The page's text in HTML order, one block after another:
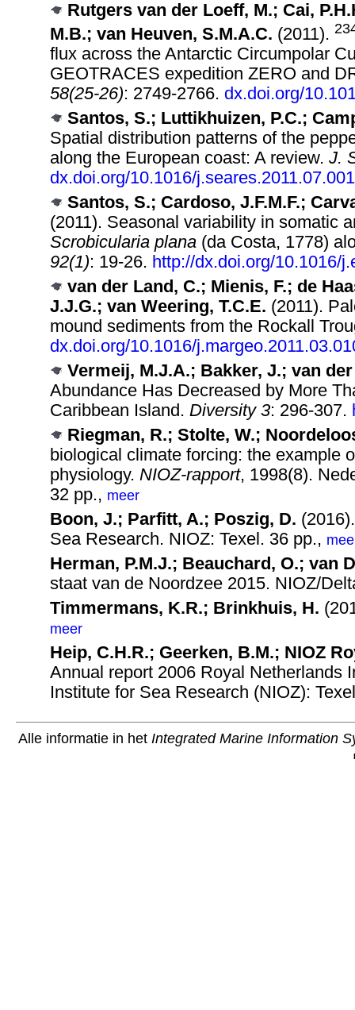
Rutgers van der Loeff, M.; Cai,
M.B.; van Heuven, S.M.A.C. (2011).
flux across the Antarctic Circumpolar
GEOTRACES expedition ZERO and
58(25-26): 2749-2766. dx.doi.org/
Santos, S.; Luttikhuizen, P.C.;
Spatial distribution patterns of the
along the European coast: A review. J.
dx.doi.org/10.1016/j.seares.2011.07.001
Santos, S.; Cardoso, J.F.M.F.;
(2011). Seasonal variability in somatic
Scrobicularia plana(da Costa, 1778)
92(1): 19-26. http://dx.doi.org/10.1016/
van der Land, C.; Mienis, F.; de
J.J.G.; van Weering, T.C.E. (2011).
mound sediments from the Rockall
dx.doi.org/10.1016/
Vermeij, M.J.A.; Bakker, J.; van
Abundance Has Decreased by More
Caribbean Island. Diversity 3: 296-307.
Riegman, R.; Stolte, W.;
biological climate forcing: the example
physiology. NIOZ-rapport, 1998(8).
32 pp., meer
Boon, J.; Parfitt, A.; Poszig, D.
Sea Research. NIOZ: Texel. 36 pp.,
Herman, P.M.J.; Beauchard, O.; van
staat van de Noordzee 2015. NIOZ/
Timmermans, K.R.; Brinkhuis, H.
meer
Heip, C.H.R.; Geerken, B.M.; NIOZ
Annual report 2006 Royal Netherlands
Institute for Sea Research (NIOZ):
Alle informatie in het Integrated Marine Information